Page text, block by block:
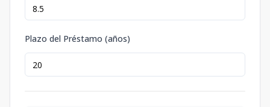
Plazo del Préstamo (años)